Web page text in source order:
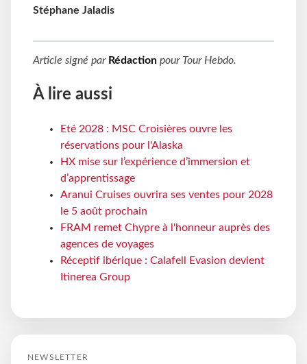
Stéphane Jaladis
Article signé par Rédaction pour Tour Hebdo.
À lire aussi
Eté 2028 : MSC Croisières ouvre les
réservations pour l'Alaska
HX mise sur l’expérience d’immersion et
d’apprentissage
Aranui Cruises ouvrira ses ventes pour 2028
le 5 août prochain
FRAM remet Chypre à l'honneur auprès des
agences de voyages
Réceptif ibérique : Calafell Evasion devient
Itinerea Group
NEWSLETTER